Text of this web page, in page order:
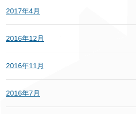
2017年4月
2016年12月
2016年11月
2016年7月